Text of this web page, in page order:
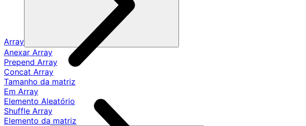
Array
Anexar Array
Prepend Array
Concat Array
Tamanho da matriz
Em Array
Elemento Aleatório
Shuffle Array
Elemento da matriz